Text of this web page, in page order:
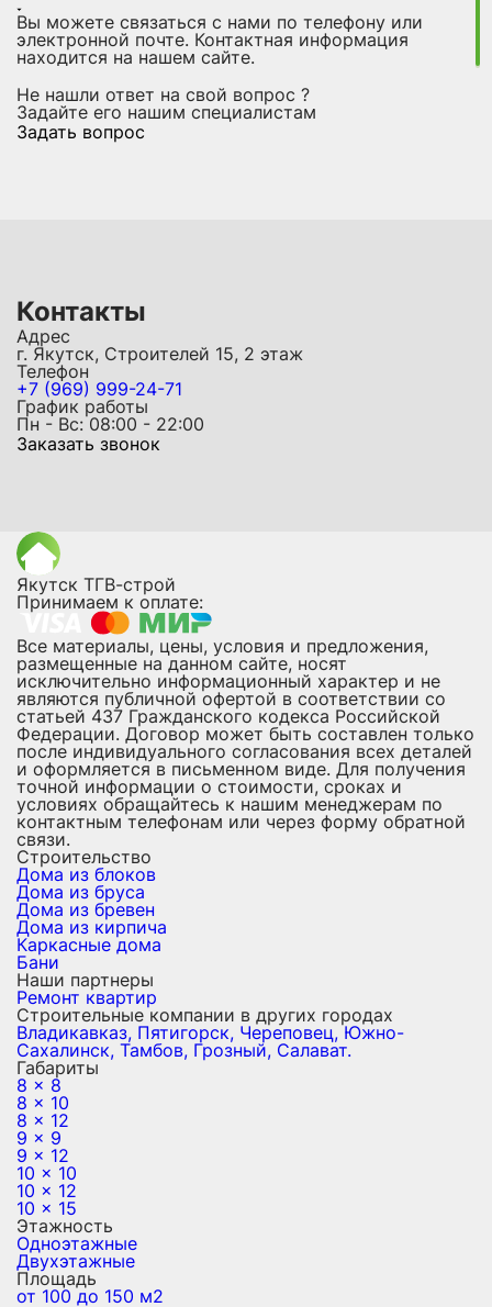
Вы можете связаться с нами по телефону или
электронной почте. Контактная информация
находится на нашем сайте.
Не нашли ответ на свой вопрос ?
Задайте его нашим специалистам
Задать вопрос
Контакты
Адрес
г. Якутск, Строителей 15, 2 этаж
Телефон
+7 (969) 999-24-71
График работы
Пн - Вс: 08:00 - 22:00
Заказать звонок
Якутск ТГВ-строй
Принимаем к оплате:
Все материалы, цены, условия и предложения,
размещенные на данном сайте, носят
исключительно информационный характер и не
являются публичной офертой в соответствии со
статьей 437 Гражданского кодекса Российской
Федерации. Договор может быть составлен только
после индивидуального согласования всех деталей
и оформляется в письменном виде. Для получения
точной информации о стоимости, сроках и
условиях обращайтесь к нашим менеджерам по
контактным телефонам или через форму обратной
связи.
Строительство
Дома из блоков
Дома из бруса
Дома из бревен
Дома из кирпича
Каркасные дома
Бани
Наши партнеры
Ремонт квартир
Строительные компании в других городах
Владикавказ, Пятигорск, Череповец, Южно-
Сахалинск, Тамбов, Грозный, Салават.
Габариты
8 x 8
8 x 10
8 x 12
9 x 9
9 x 12
10 x 10
10 x 12
10 x 15
Этажность
Одноэтажные
Двухэтажные
Площадь
от 100 до 150 м2